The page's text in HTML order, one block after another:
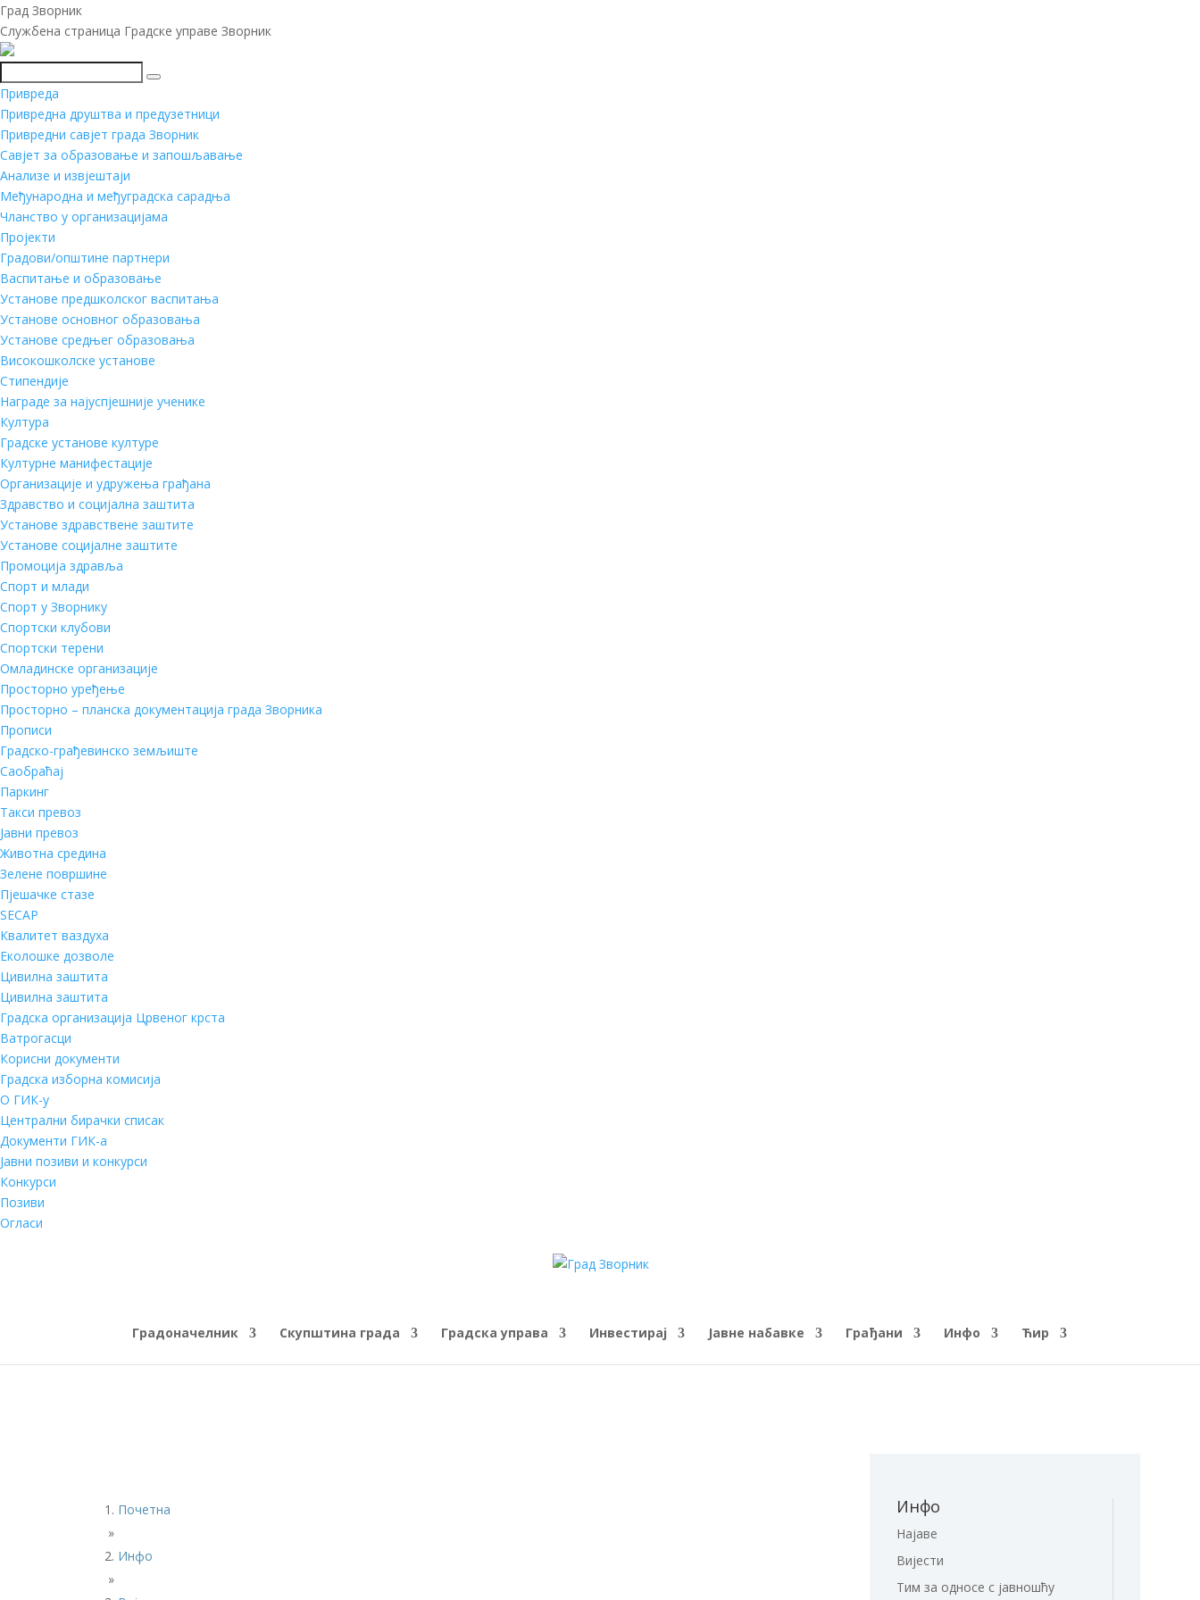
Град Зворник
Службена страница Градске управе Зворник
Претражи
Привреда
Привредна друштва и предузетници
Привредни савјет града Зворник
Савјет за образовање и запошљавање
Анализе и извјештаји
Међународна и међуградска сарадња
Чланство у организацијама
Пројекти
Градови/општине партнери
Васпитање и образовање
Установе предшколског васпитања
Установе основног образовања
Установе средњег образовања
Високошколске установе
Стипендије
Награде за најуспјешније ученике
Култура
Градске установе културе
Културне манифестације
Организације и удружења грађана
Здравство и социјална заштита
Установе здравствене заштите
Установе социјалне заштите
Промоција здравља
Спорт и млади
Спорт у Зворнику
Спортски клубови
Спортски терени
Омладинске организације
Просторно уређење
Просторно – планска документација града Зворника
Прописи
Градско-грађевинско земљиште
Саобраћај
Паркинг
Такси превоз
Јавни превоз
Животна средина
Зелене површине
Пјешачке стазе
SECAP
Квалитет ваздуха
Еколошке дозволе
Цивилна заштита
Цивилна заштита
Градска организација Црвеног крста
Ватрогасци
Корисни документи
Градска изборна комисија
О ГИК-у
Централни бирачки списак
Документи ГИК-а
Јавни позиви и конкурси
Конкурси
Позиви
Огласи
Градоначелник Скупштина града Градска управа Инвестирај Јавне набавке Грађани Инфо Ћир
Почетна
»
Инфо
»
Инфо
Најаве
Вијести
Тим за односе с јавношћу